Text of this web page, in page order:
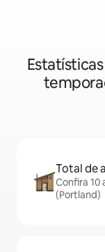
Total de
Confira
(Portland)